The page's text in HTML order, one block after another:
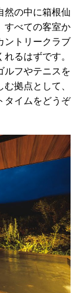
然の中に箱根仙
すべての客室か
ントリークラブ
るはずです。
ルフやテニスを
拠点として、
タイムをどうぞ